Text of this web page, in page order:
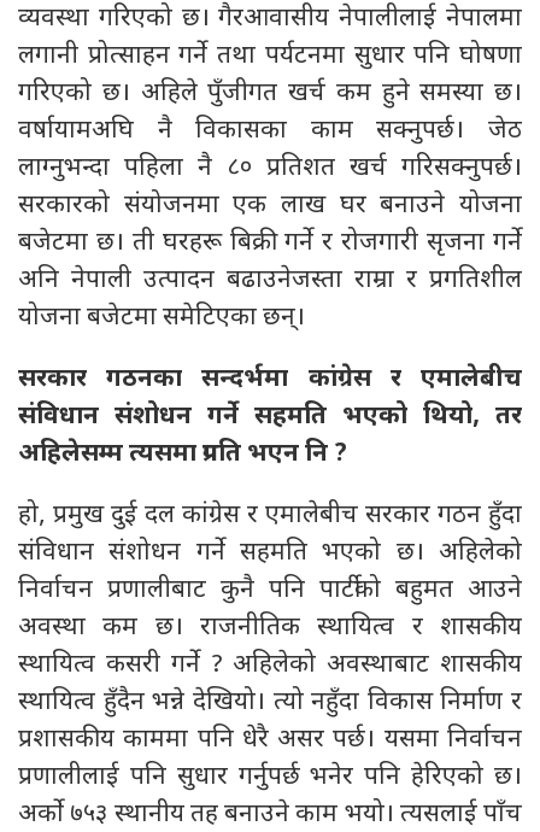
व्यवस्था गरिएको छ। गैरआवासीय नेपालीलाई नेपालमा
लगानी प्रोत्साहन गर्ने तथा पर्यटनमा सुधार पनि घोषणा
गरिएको छ। अहिले पुँजीगत खर्च कम हुने समस्या छ।
वर्षायामअघि नै विकासका काम सक्नुपर्छ। जेठ
लाग्नुभन्दा पहिला नै ८० प्रतिशत खर्च गरिसक्नुपर्छ।
सरकारको संयोजनमा एक लाख घर बनाउने योजना
बजेटमा छ। ती घरहरू बिक्री गर्ने र रोजगारी सृजना गर्ने
अनि नेपाली उत्पादन बढाउनेजस्ता राम्रा र प्रगतिशील
योजना बजेटमा समेटिएका छन्।
सरकार गठनका सन्दर्भमा कांग्रेस र एमालेबीच
संविधान संशोधन गर्ने सहमति भएको थियो, तर
अहिलेसम्म त्यसमा प्रगति भएन नि ?
हो, प्रमुख दुई दल कांग्रेस र एमालेबीच सरकार गठन हुँदा
संविधान संशोधन गर्ने सहमति भएको छ। अहिलेको
निर्वाचन प्रणालीबाट कुनै पनि पार्टीको बहुमत आउने
अवस्था कम छ। राजनीतिक स्थायित्व र शासकीय
स्थायित्व कसरी गर्ने ? अहिलेको अवस्थाबाट शासकीय
स्थायित्व हुँदैन भन्ने देखियो। त्यो नहुँदा विकास निर्माण र
प्रशासकीय काममा पनि धेरै असर पर्छ। यसमा निर्वाचन
प्रणालीलाई पनि सुधार गर्नुपर्छ भनेर पनि हेरिएको छ।
अर्को ७५३ स्थानीय तह बनाउने काम भयो। त्यसलाई पाँच